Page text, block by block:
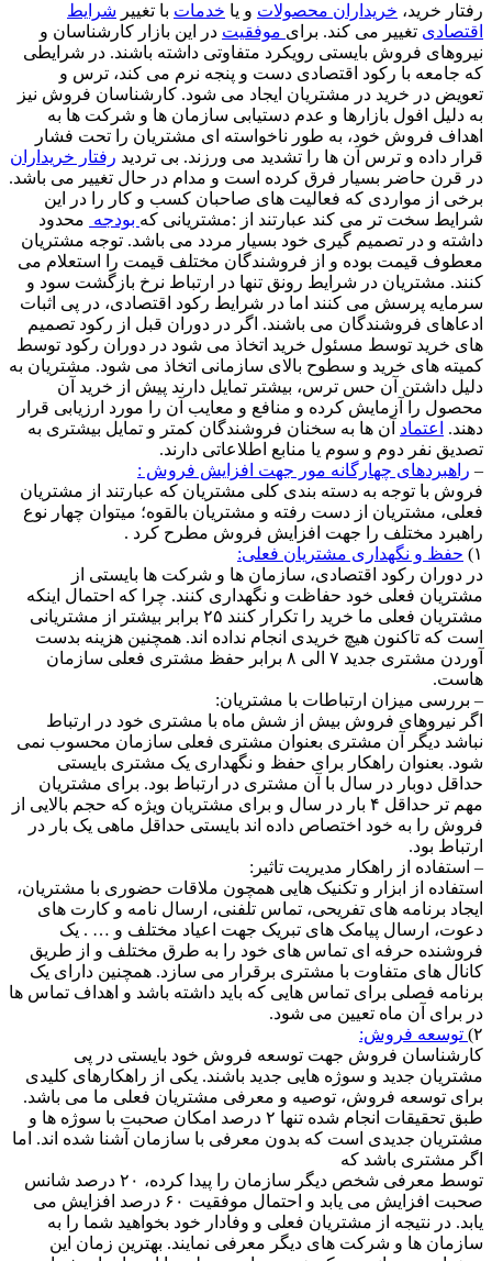
رفتار خرید، خریداران محصولات و یا خدمات با تغییر شرایط
اقتصادی تغییر می کند. برای موفقیت در این بازار کارشناسان و
نیروهای فروش بایستی رویکرد متفاوتی داشته باشند. در شرایطی
که جامعه با رکود اقتصادی دست و پنجه نرم می کند، ترس و
تعویض در خرید در مشتریان ایجاد می شود. کارشناسان فروش نیز
به دلیل افول بازارها و عدم دستیابی سازمان ها و شرکت ها به
اهداف فروش خود، به طور ناخواسته ای مشتریان را تحت فشار
قرار داده و ترس آن ها را تشدید می ورزند. بی تردید رفتار خریداران
در قرن حاضر بسیار فرق کرده است و مدام در حال تغییر می باشد.
برخی از مواردی که فعالیت های صاحبان کسب و کار را در این
شرایط سخت تر می کند عبارتند از :مشتریانی که بودجه محدود
داشته و در تصمیم گیری خود بسیار مردد می باشد. توجه مشتریان
معطوف قیمت بوده و از فروشندگان مختلف قیمت را استعلام می
کنند. مشتریان در شرایط رونق تنها در ارتباط نرخ بازگشت سود و
سرمایه پرسش می کنند اما در شرایط رکود اقتصادی، در پی اثبات
ادعاهای فروشندگان می باشند. اگر در دوران قبل از رکود تصمیم
های خرید توسط مسئول خرید اتخاذ می شود در دوران رکود توسط
کمیته های خرید و سطوح بالای سازمانی اتخاذ می شود. مشتریان به
دلیل داشتن آن حس ترس، بیشتر تمایل دارند پیش از خرید آن
محصول را آزمایش کرده و منافع و معایب آن را مورد ارزیابی قرار
دهند.
اعتماد آن ها به سخنان فروشندگان کمتر و تمایل بیشتری به
تصدیق نفر دوم و سوم یا منابع اطلاعاتی دارند.
– راهبردهای چهارگانه مور جهت افزایش فروش :
فروش با توجه به دسته بندی کلی مشتریان که عبارتند از مشتریان
فعلی، مشتریان از دست رفته و مشتریان بالقوه؛ میتوان چهار نوع
راهبرد مختلف را جهت افزایش فروش مطرح کرد .
۱)
حفظ و نگهداری مشتریان فعلی:
در دوران رکود اقتصادی، سازمان ها و شرکت ها بایستی از
مشتریان فعلی خود حفاظت و نگهداری کنند. چرا که احتمال اینکه
مشتریان فعلی ما خرید را تکرار کنند ۲۵ برابر بیشتر از مشتریانی
است که تاکنون هیچ خریدی انجام نداده اند. همچنین هزینه بدست
آوردن مشتری جدید ۷ الی ۸ برابر حفظ مشتری فعلی سازمان
هاست.
– بررسی میزان ارتباطات با مشتریان:
اگر نیروهای فروش بیش از شش ماه با مشتری خود در ارتباط
نباشد دیگر آن مشتری بعنوان مشتری فعلی سازمان محسوب نمی
شود. بعنوان راهکار برای حفظ و نگهداری یک مشتری بایستی
حداقل دوبار در سال با آن مشتری در ارتباط بود. برای مشتریان
مهم تر حداقل ۴ بار در سال و برای مشتریان ویژه که حجم بالایی از
فروش را به خود اختصاص داده اند بایستی حداقل ماهی یک بار در
ارتباط بود.
– استفاده از راهکار مدیریت تاثیر:
استفاده از ابزار و تکنیک هایی همچون ملاقات حضوری با مشتریان،
ایجاد برنامه های تفریحی، تماس تلفنی، ارسال نامه و کارت های
دعوت، ارسال پیامک های تبریک جهت اعیاد مختلف و … . یک
فروشنده حرفه ای تماس های خود را به طرق مختلف و از طریق
کانال های متفاوت با مشتری برقرار می سازد. همچنین دارای یک
برنامه فصلی برای تماس هایی که باید داشته باشد و اهداف تماس ها
در برای آن ماه تعیین می شود.
۲) توسعه فروش:
کارشناسان فروش جهت توسعه فروش خود بایستی در پی
مشتریان جدید و سوژه هایی جدید باشند. یکی از راهکارهای کلیدی
برای توسعه فروش، توصیه و معرفی مشتریان فعلی ما می باشد.
طبق تحقیقات انجام شده تنها ۲ درصد امکان صحبت با سوژه ها و
مشتریان جدیدی است که بدون معرفی با سازمان آشنا شده اند. اما
اگر مشتری باشد که
توسط معرفی شخص دیگر سازمان را پیدا کرده، ۲۰ درصد شانس
صحبت افزایش می یابد و احتمال موفقیت ۶۰ درصد افزایش می
یابد. در نتیجه از مشتریان فعلی و وفادار خود بخواهید شما را به
سازمان ها و شرکت های دیگر معرفی نمایند. بهترین زمان این